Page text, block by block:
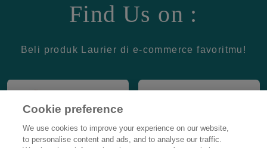
Find Us on :
Beli produk Laurier di e-commerce favoritmu!
Cookie preference
We use cookies to improve your experience on our website,
to personalise content and ads, and to analyse our traffic.